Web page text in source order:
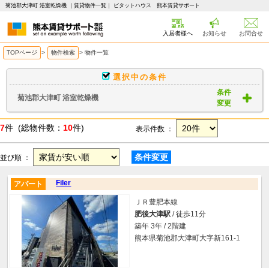
菊池郡大津町 浴室乾燥機 ｜賃貸物件一覧｜ ピタットハウス 熊本賃貸サポート
入居者様へ お知らせ お問合せ
TOPページ > 物件検索 > 物件一覧
選択中の条件
菊池郡大津町 浴室乾燥機
条件
変更
7件 (総物件数： 10件) 表示件数 ：
並び順 ： 条件変更
Filer
アパート
ＪＲ豊肥本線
肥後大津駅 / 徒歩11分
築年 3年 / 2階建
熊本県菊池郡大津町大字新161-1